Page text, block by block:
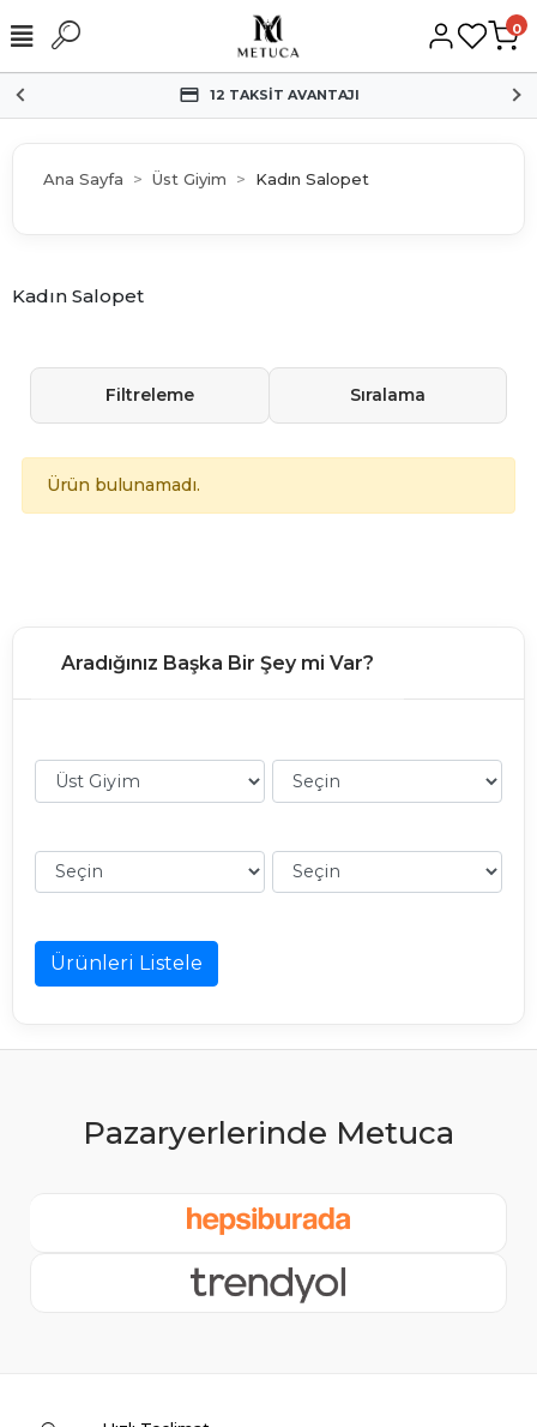
0
12 TAKSİT AVANTAJI
Ana Sayfa Üst Giyim Kadın Salopet
Kadın Salopet
Filtreleme Sıralama
Ürün bulunamadı.
Aradığınız Başka Bir Şey mi Var?
Ürünleri Listele